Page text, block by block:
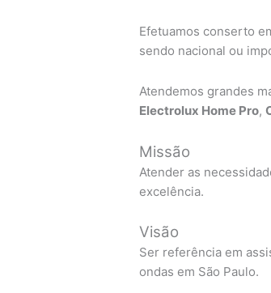
Efetuamos conserto
sendo nacional ou
Atendemos grandes
Electrolux Home Pro,
Missão
Atender as
excelência.
Visão
Ser referência em
ondas em São Paulo.